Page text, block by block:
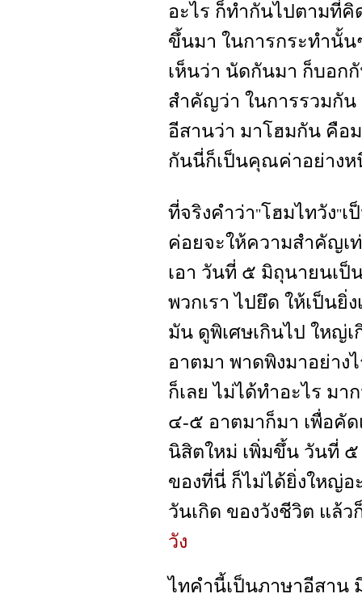
อะไร ก็ทำกันไปตามที่
ขึ้นมา ในการกระทำนั้น
เห็นว่า นัดกันมา ก็บอก
สำคัญว่า ในการรวมกั
อีสานว่า มาโฮมกัน คือ
กันนี่ก็เป็นคุณค่าอย่างห
ที่จริงคำว่า"โฮมไทวัง"เ
ค่อยจะให้ความสำคัญเ
เอา วันที่ ๕ มิถุนายนเป็
พวกเรา ไปยึด ให้เป็นยิ่
มัน ดูพิเศษเกินไป ใหญ่
อาตมา พาดพิงมาอย่าง
ก็เลย ไม่ได้ทำอะไร ม
๔-๕ อาตมาก็มา เพื่อคั
นิสิตใหม่ เพิ่มขึ้น วันที่
ของที่นี่ ก็ไม่ได้ยิ่งใหญ่
วันเกิด ของวังชีวิต แล้
วัง
ไทคำนี้เป็นภาษาอีสาน